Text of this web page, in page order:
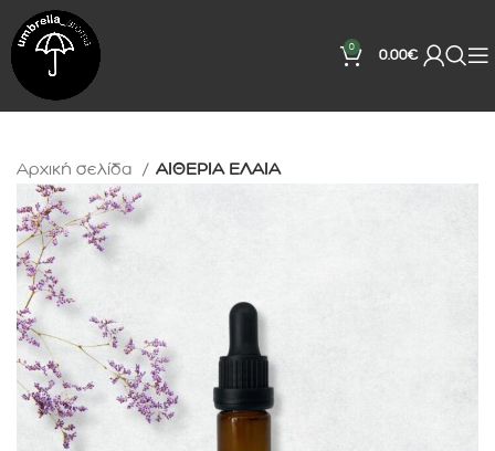
0 0.00€
Αρχική σελίδα ΑΙΘΕΡΙΑ ΕΛΑΙΑ